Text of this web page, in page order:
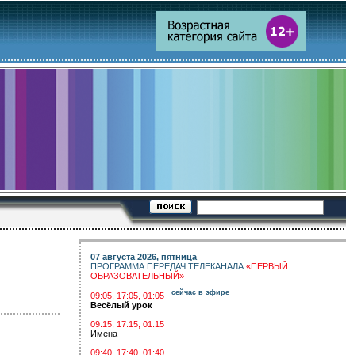
07 августа 2026, пятница
ПРОГРАММА ПЕРЕДАЧ ТЕЛЕКАНАЛА «ПЕРВЫЙ
ОБРАЗОВАТЕЛЬНЫЙ»
09:05, 17:05, 01:05 сейчас в эфире
Весёлый урок
09:15, 17:15, 01:15
Имена
09:40, 17:40, 01:40